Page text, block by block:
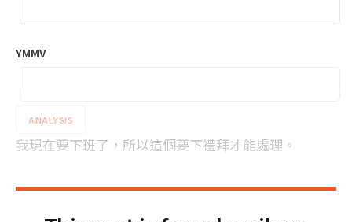
YMMV
ANALYSIS
我現在要下班了，所以這個要下禮拜才能處理。